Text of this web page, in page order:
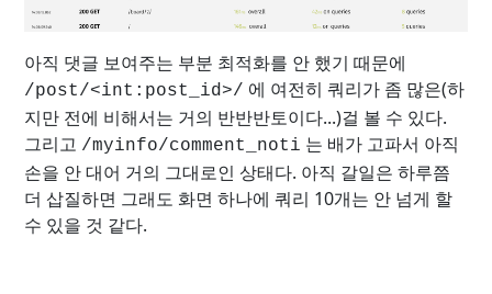
아직 댓글 보여주는 부분 최적화를 안 했기 때문에
/post/<int:post_id>/ 에 여전히 쿼리가 좀 많은(하
지만 전에 비해서는 거의 반반반토이다...)걸 볼 수 있다.
그리고 /myinfo/comment_noti 는 배가 고파서 아직
손을 안 대어 거의 그대로인 상태다. 아직 갈일은 하루쯤
더 삽질하면 그래도 화면 하나에 쿼리 10개는 안 넘게 할
수 있을 것 같다.